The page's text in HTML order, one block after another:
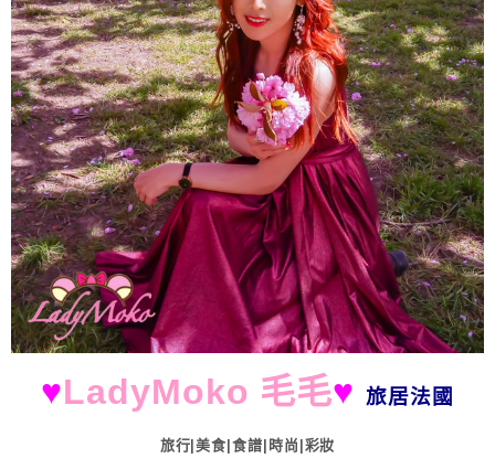
♥LadyMoko 毛毛♥ 旅居法國
旅行|美食|食譜|時尚|彩妝